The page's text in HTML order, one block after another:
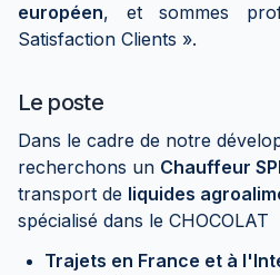
européen, et sommes
Satisfaction Clients ».
Le poste
Dans le cadre de notre
recherchons un Chauffeur
transport de liquides
spécialisé dans le CHOCOLAT
Trajets en France et à